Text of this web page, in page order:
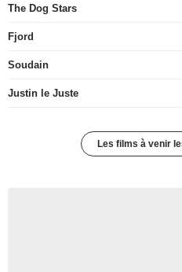
The Dog Stars
Fjord
Soudain
Justin le Juste
Les films à venir